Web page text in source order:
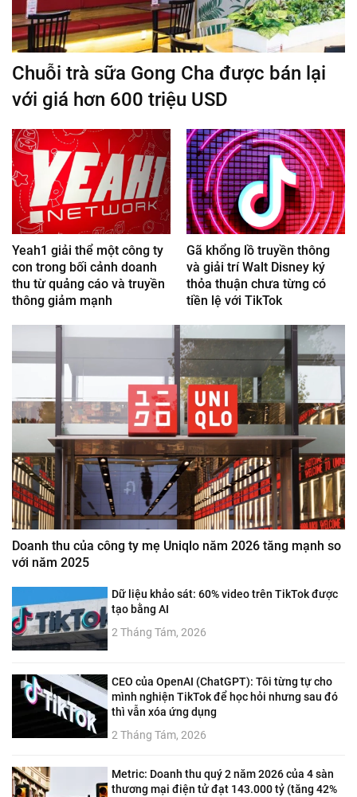
Chuỗi trà sữa Gong Cha được bán lại
với giá hơn 600 triệu USD
Yeah1 giải thể một công ty
con trong bối cảnh doanh
thu từ quảng cáo và truyền
thông giảm mạnh
Gã khổng lồ truyền thông
và giải trí Walt Disney ký
thỏa thuận chưa từng có
tiền lệ với TikTok
Doanh thu của công ty mẹ Uniqlo năm 2026 tăng mạnh so
với năm 2025
Dữ liệu khảo sát: 60% video trên TikTok được
tạo bằng AI
2 Tháng Tám, 2026
CEO của OpenAI (ChatGPT): Tôi từng tự cho
mình nghiện TikTok để học hỏi nhưng sau đó
thì vẫn xóa ứng dụng
2 Tháng Tám, 2026
Metric: Doanh thu quý 2 năm 2026 của 4 sàn
thương mại điện tử đạt 143.000 tỷ (tăng 42%